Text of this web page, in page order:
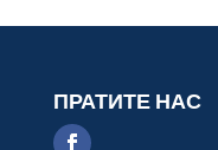
ПРАТИТЕ НАС